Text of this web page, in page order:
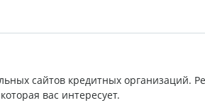
сайтов кредитных организаций.
вас интересует.